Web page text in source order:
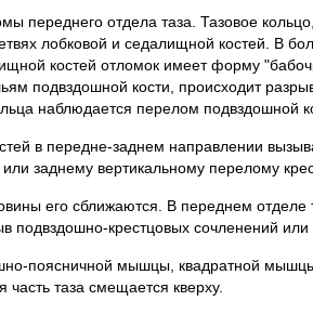
переднего отдела таза. Тазовое
лобко­вой и седалищной костей. В
костей отломок имеет форму
подвздошной кости, происходит
наблюдается перелом подвздошной
в передне-заднем направ­лении
заднему вертикальному перелому
его сближаются. В пе­реднем
подвздошно-крестцовых сочленений
поясничной мышцы, квадрат­ной
таза смещается кверху.